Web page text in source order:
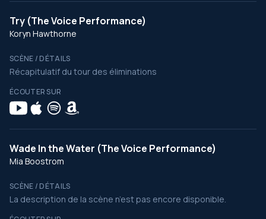
Try (The Voice Performance)
Koryn Hawthorne
SCÈNE / DÉTAILS
Récapitulatif du tour des éliminations
ÉCOUTER SUR
Wade In the Water (The Voice Performance)
Mia Boostrom
SCÈNE / DÉTAILS
La description de la scène n’est pas encore disponible.